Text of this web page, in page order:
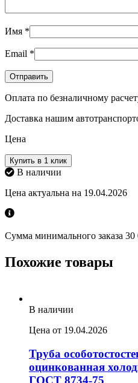
Имя *
Email *
Оплата по безналичному
Доставка нашим
Цена
Купить в 1 клик
В наличии
Цена актуальна на 19.04.2026
Сумма минимального заказа 30
Похожие товары
В наличии
Цена от 19.04.2026
Труба
оцинкованная
ГОСТ 8734-75